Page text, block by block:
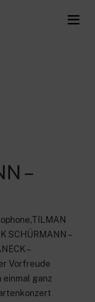
–
SCHÜRMANN –
–
Vorfreude
einmal ganz